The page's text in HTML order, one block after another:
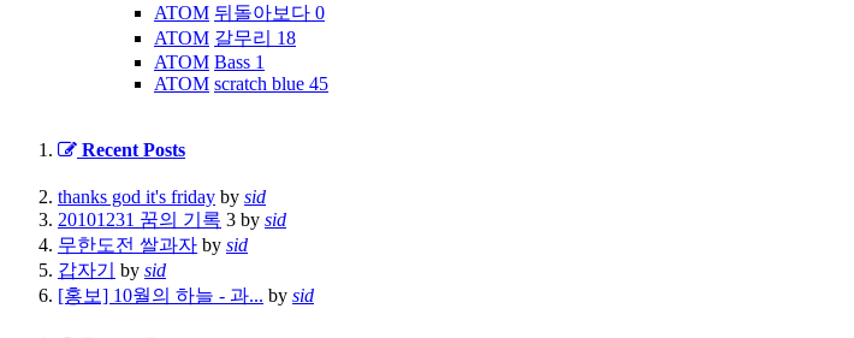
ATOM 뒤돌아보다 0
ATOM 갈무리 18
ATOM Bass 1
ATOM scratch blue 45
Recent Posts
thanks god it's friday by sid
20101231 꿈의 기록 3 by sid
무한도전 쌀과자 by sid
갑자기
by sid
[홍보] 10월의 하늘 - 과... by sid